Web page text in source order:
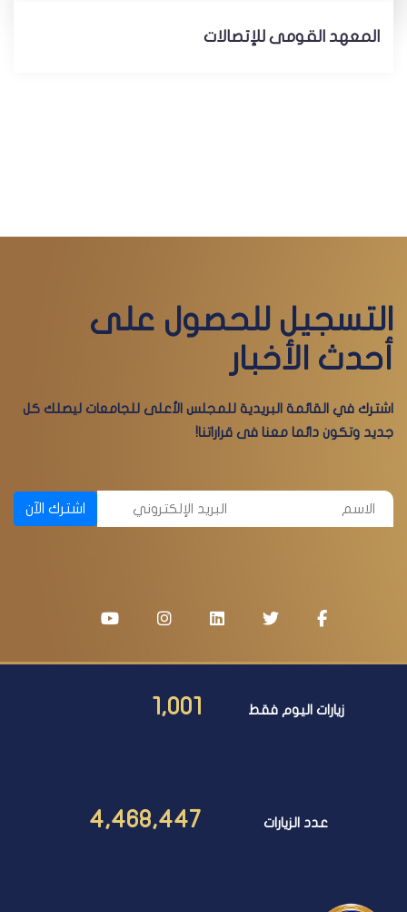
المعهد القومى للإتصالات
التسجيل للحصول على
أحدث الأخبار
اشترك في القائمة البريدية للمجلس الأعلى للجامعات ليصلك كل
جديد وتكون دائما معنا فى قراراتنا!
اشترك الآن
زيارات اليوم فقط 1,001
عدد الزيارات 4,468,447